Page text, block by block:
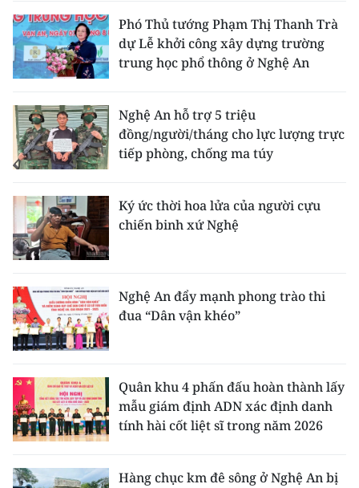
KHOA HỌC - CÔNG NGHỆ
MÔI TRƯỜNG
BẠN ĐỌC
KIỂM CHỨNG THÔNG TIN
54 DÂN TỘC VIỆT NAM
CHƯƠNG TRÌNH OCOP - MỖI XÃ
MỘT SẢN PHẨM
RADIO
MEDIA CENTER
E-Magazine
Video
Media Chính trị
Phó Thủ tướng Phạm Thị Thanh Trà
dự Lễ khởi công xây dựng trường
trung học phổ thông ở Nghệ An
Nghệ An hỗ trợ 5 triệu
đồng/người/tháng cho lực lượng trực
tiếp phòng, chống ma túy
Ký ức thời hoa lửa của người cựu
chiến binh xứ Nghệ
Nghệ An đẩy mạnh phong trào thi
đua “Dân vận khéo”
Quân khu 4 phấn đấu hoàn thành lấy
mẫu giám định ADN xác định danh
tính hài cốt liệt sĩ trong năm 2026
Hàng chục km đê sông ở Nghệ An bị